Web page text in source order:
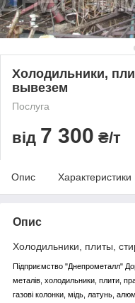
Холодильники,
вывезем
Послуга
від 7 300 ₴/т
Опис Характеристики
Опис
Холодильники, плиты,
Підприємство "Днепрометалл"
металів, холодильники, плити,
газові колонки, мідь, латунь,